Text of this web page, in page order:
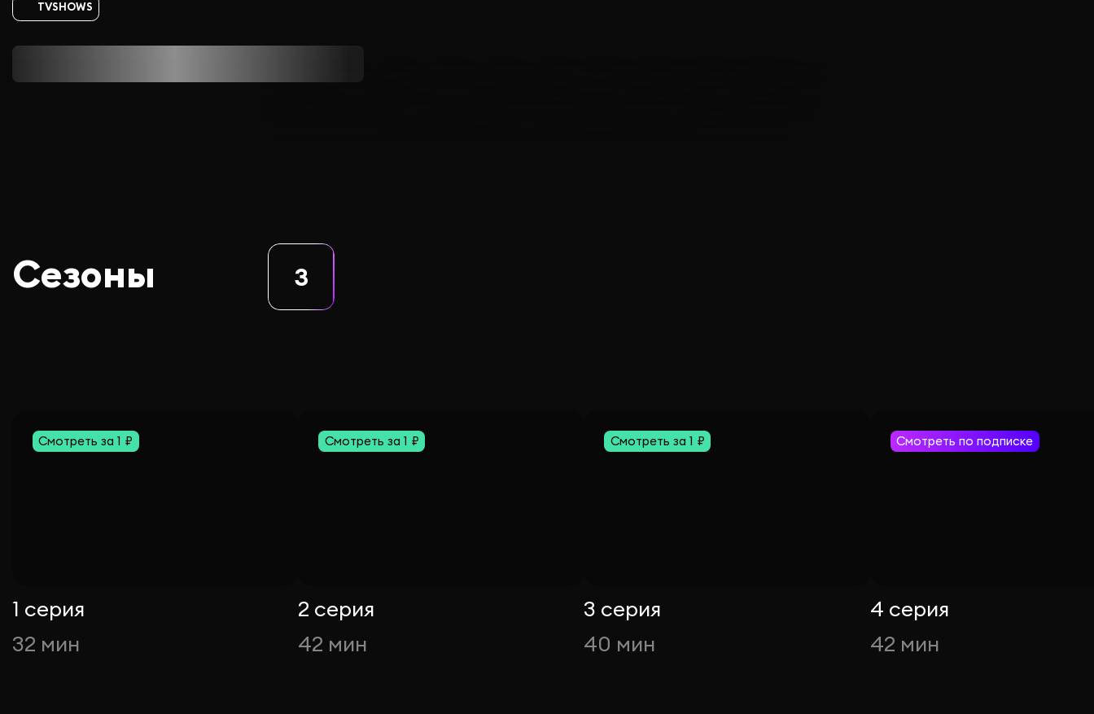
TVSHOWS
Сезоны 3
Смотреть за 1 ₽
1 серия
32 мин
Смотреть за 1 ₽
2 серия
42 мин
Смотреть за 1 ₽
3 серия
40 мин
Смотреть по подписке
4 серия
42 мин